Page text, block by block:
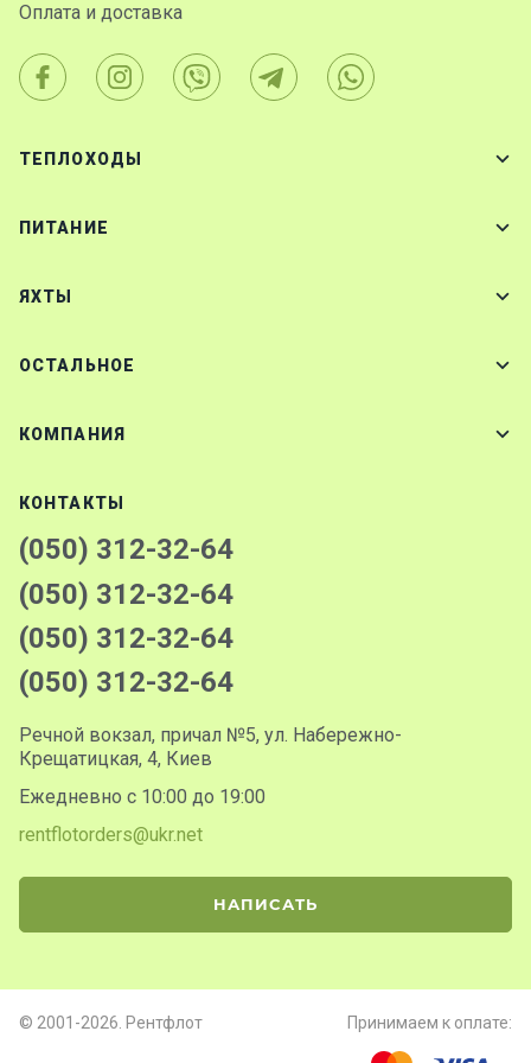
Оплата и доставка
ТЕПЛОХОДЫ
ПИТАНИЕ
ЯХТЫ
ОСТАЛЬНОЕ
КОМПАНИЯ
КОНТАКТЫ
(050) 312-32-64
(050) 312-32-64
(050) 312-32-64
(050) 312-32-64
Речной вокзал, причал №5, ул. Набережно-
Крещатицкая, 4, Киев
Ежедневно с 10:00 до 19:00
rentflotorders@ukr.net
НАПИСАТЬ
© 2001-2026. Рентфлот Принимаем к оплате: